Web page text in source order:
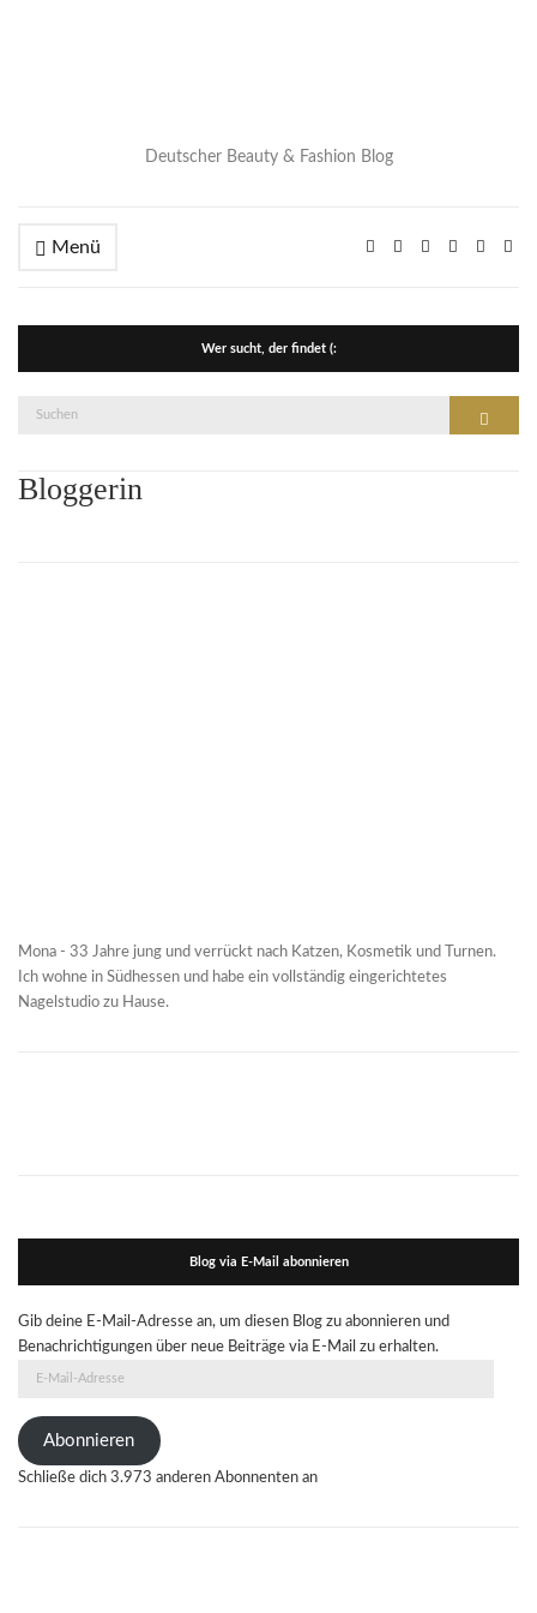
Deutscher Beauty & Fashion Blog
Menü
Wer sucht, der findet (:
Suche
Bloggerin
Mona - 33 Jahre jung und verrückt nach Katzen, Kosmetik und Turnen.
Ich wohne in Südhessen und habe ein vollständig eingerichtetes
Nagelstudio zu Hause.
Blog via E-Mail abonnieren
Gib deine E-Mail-Adresse an, um diesen Blog zu abonnieren und
Benachrichtigungen über neue Beiträge via E-Mail zu erhalten.
Adresse
Abonnieren
Schließe dich 3.973 anderen Abonnenten an